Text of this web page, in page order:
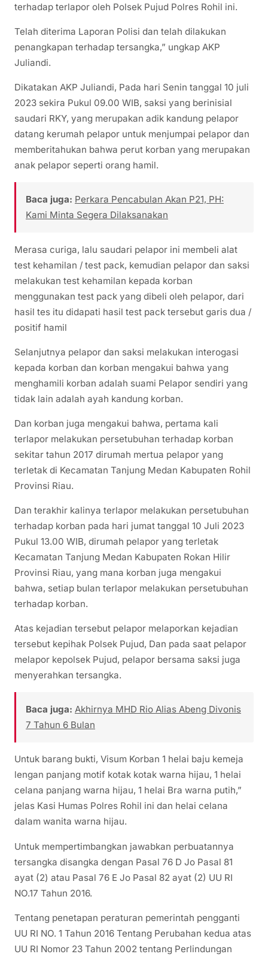
terhadap terlapor oleh Polsek Pujud Polres Rohil ini.
Telah diterima Laporan Polisi dan telah dilakukan
penangkapan terhadap tersangka,” ungkap AKP
Juliandi.
Dikatakan AKP Juliandi, Pada hari Senin tanggal 10 juli
2023 sekira Pukul 09.00 WIB, saksi yang berinisial
saudari RKY, yang merupakan adik kandung pelapor
datang kerumah pelapor untuk menjumpai pelapor dan
memberitahukan bahwa perut korban yang merupakan
anak pelapor seperti orang hamil.
Baca juga: Perkara Pencabulan Akan P21, PH:
Kami Minta Segera Dilaksanakan
Merasa curiga, lalu saudari pelapor ini membeli alat
test kehamilan / test pack, kemudian pelapor dan saksi
melakukan test kehamilan kepada korban
menggunakan test pack yang dibeli oleh pelapor, dari
hasil tes itu didapati hasil test pack tersebut garis dua /
positif hamil
Selanjutnya pelapor dan saksi melakukan interogasi
kepada korban dan korban mengakui bahwa yang
menghamili korban adalah suami Pelapor sendiri yang
tidak lain adalah ayah kandung korban.
Dan korban juga mengakui bahwa, pertama kali
terlapor melakukan persetubuhan terhadap korban
sekitar tahun 2017 dirumah mertua pelapor yang
terletak di Kecamatan Tanjung Medan Kabupaten Rohil
Provinsi Riau.
Dan terakhir kalinya terlapor melakukan persetubuhan
terhadap korban pada hari jumat tanggal 10 Juli 2023
Pukul 13.00 WIB, dirumah pelapor yang terletak
Kecamatan Tanjung Medan Kabupaten Rokan Hilir
Provinsi Riau, yang mana korban juga mengakui
bahwa, setiap bulan terlapor melakukan persetubuhan
terhadap korban.
Atas kejadian tersebut pelapor melaporkan kejadian
tersebut kepihak Polsek Pujud, Dan pada saat pelapor
melapor kepolsek Pujud, pelapor bersama saksi juga
menyerahkan tersangka.
Baca juga: Akhirnya MHD Rio Alias Abeng Divonis
7 Tahun 6 Bulan
Untuk barang bukti, Visum Korban 1 helai baju kemeja
lengan panjang motif kotak kotak warna hijau, 1 helai
celana panjang warna hijau, 1 helai Bra warna putih,”
jelas Kasi Humas Polres Rohil ini dan helai celana
dalam wanita warna hijau.
Untuk mempertimbangkan jawabkan perbuatannya
tersangka disangka dengan Pasal 76 D Jo Pasal 81
ayat (2) atau Pasal 76 E Jo Pasal 82 ayat (2) UU RI
NO.17 Tahun 2016.
Tentang penetapan peraturan pemerintah pengganti
UU RI NO. 1 Tahun 2016 Tentang Perubahan kedua atas
UU RI Nomor 23 Tahun 2002 tentang Perlindungan